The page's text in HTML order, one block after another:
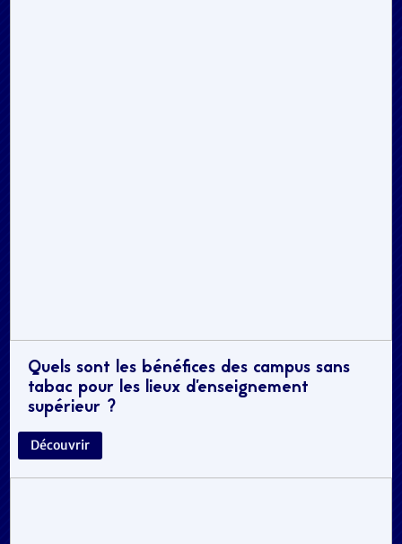
Quels sont les bénéfices des campus sans
tabac pour les lieux d’enseignement
supérieur ?
Découvrir